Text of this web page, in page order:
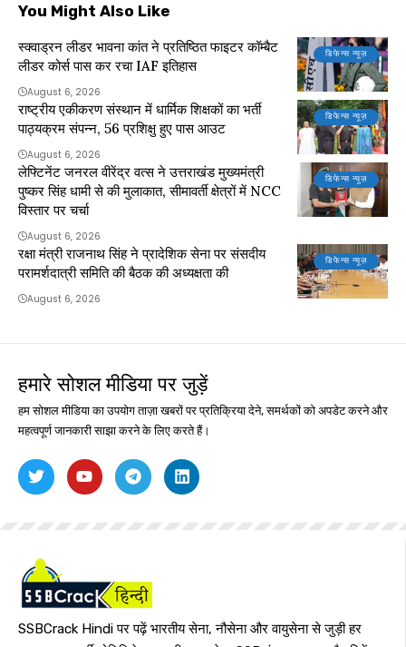
You Might Also Like
डिफेन्स न्यूज़
स्क्वाड्रन लीडर भावना कांत ने प्रतिष्ठित फाइटर कॉम्बैट
लीडर कोर्स पास कर रचा IAF इतिहास
August 6, 2026
डिफेन्स न्यूज़
राष्ट्रीय एकीकरण संस्थान में धार्मिक शिक्षकों का भर्ती
पाठ्यक्रम संपन्न, 56 प्रशिक्षु हुए पास आउट
August 6, 2026
डिफेन्स न्यूज़
लेफ्टिनेंट जनरल वीरेंद्र वत्स ने उत्तराखंड मुख्यमंत्री
पुष्कर सिंह धामी से की मुलाकात, सीमावर्ती क्षेत्रों में NCC
विस्तार पर चर्चा
August 6, 2026
डिफेन्स न्यूज़
रक्षा मंत्री राजनाथ सिंह ने प्रादेशिक सेना पर संसदीय
परामर्शदात्री समिति की बैठक की अध्यक्षता की
August 6, 2026
हमारे सोशल मीडिया पर जुड़ें
हम सोशल मीडिया का उपयोग ताज़ा खबरों पर प्रतिक्रिया देने, समर्थकों को अपडेट करने और
महत्वपूर्ण जानकारी साझा करने के लिए करते हैं।
SSBCrack Hindi पर पढ़ें भारतीय सेना, नौसेना और वायुसेना से जुड़ी हर